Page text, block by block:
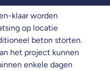
klaar worden
op locatie
beton storten.
het project kunnen
enkele dagen